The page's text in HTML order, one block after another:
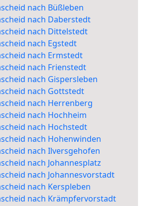
nach Büßleben
nach Daberstedt
nach Dittelstedt
nach Egstedt
nach Ermstedt
nach Frienstedt
nach Gispersleben
nach Gottstedt
nach Herrenberg
nach Hochheim
nach Hochstedt
nach Hohenwinden
nach Ilversgehofen
nach Johannesplatz
nach Johannesvorstadt
nach Kerspleben
nach Krämpfervorstadt